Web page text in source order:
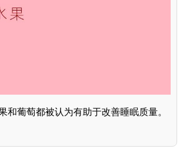
和葡萄都被认为有助于改善睡眠质量。